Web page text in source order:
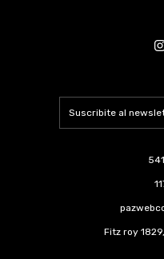
Fitz roy